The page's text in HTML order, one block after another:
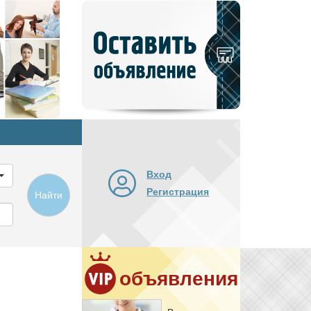
объявление
Найти
Вход
Регистрация
объявления